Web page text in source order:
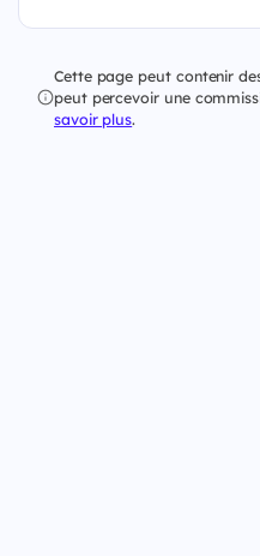
Cette page peut contenir
peut percevoir une
savoir plus.